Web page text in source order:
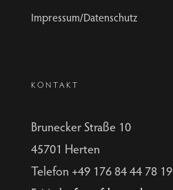
Impressum/Datenschutz
KONTAKT
Brunecker Straße 10
45701 Herten
Telefon +49 176 84 44 78 19